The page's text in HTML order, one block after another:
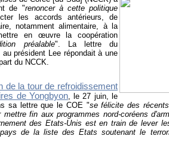
de "renoncer à cette politique
les accords antérieurs, de
notamment alimentaire, à la
en œuvre la coopération
préalable". La lettre du
président Lee répondait à une
du NCCK.
de la tour de refroidissement
de Yongbyon, le 27 juin, le
sa lettre que le COE "se félicite des
fin aux programmes nord-coréens
des Etats-Unis est en train de lever
de la liste des Etats soutenant le